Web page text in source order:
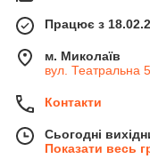
Працює з
м. Миколаїв
вул. Театральна
Контакти
Сьогодні
Показати весь